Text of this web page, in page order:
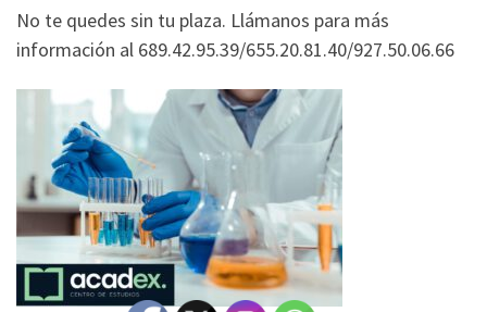
No te quedes sin tu plaza. Llámanos para más
información al 689.42.95.39/655.20.81.40/927.50.06.66